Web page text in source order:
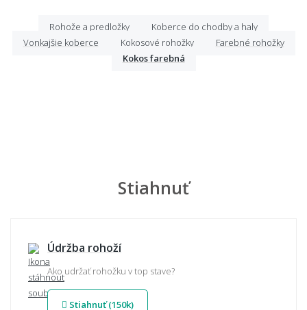
Rohože a predložky
Koberce do chodby a haly
Vonkajšie koberce
Kokosové rohožky
Farebné rohožky
Kokos farebná
Stiahnuť
Údržba rohoží
Ako udržať rohožku v top stave?
Stiahnuť (150k)